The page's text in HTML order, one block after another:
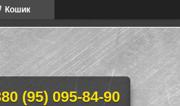
Кошик
(95) 095-84-90